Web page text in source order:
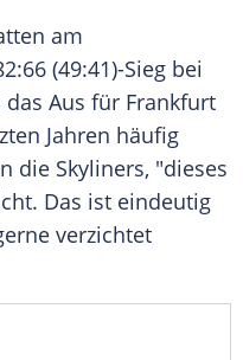
am
(49:41)-Sieg bei
das Aus für Frankfurt
Jahren häufig
die Skyliners, "dieses
Das ist eindeutig
verzichtet